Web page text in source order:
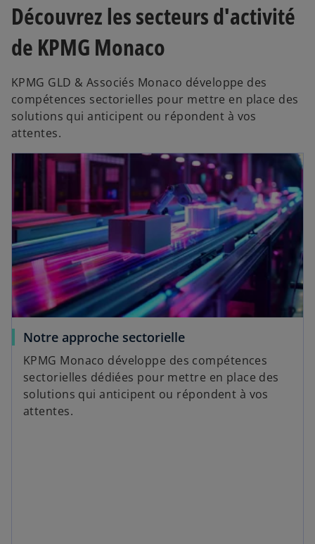
Découvrez les secteurs d'activité
de KPMG Monaco
KPMG GLD & Associés Monaco développe des
compétences sectorielles pour mettre en place des
solutions qui anticipent ou répondent à vos
attentes.
Notre approche sectorielle
KPMG Monaco développe des compétences
sectorielles dédiées pour mettre en place des
solutions qui anticipent ou répondent à vos
attentes.